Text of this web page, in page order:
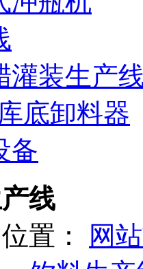
灌装生产
底卸料器
备
线
置：
网